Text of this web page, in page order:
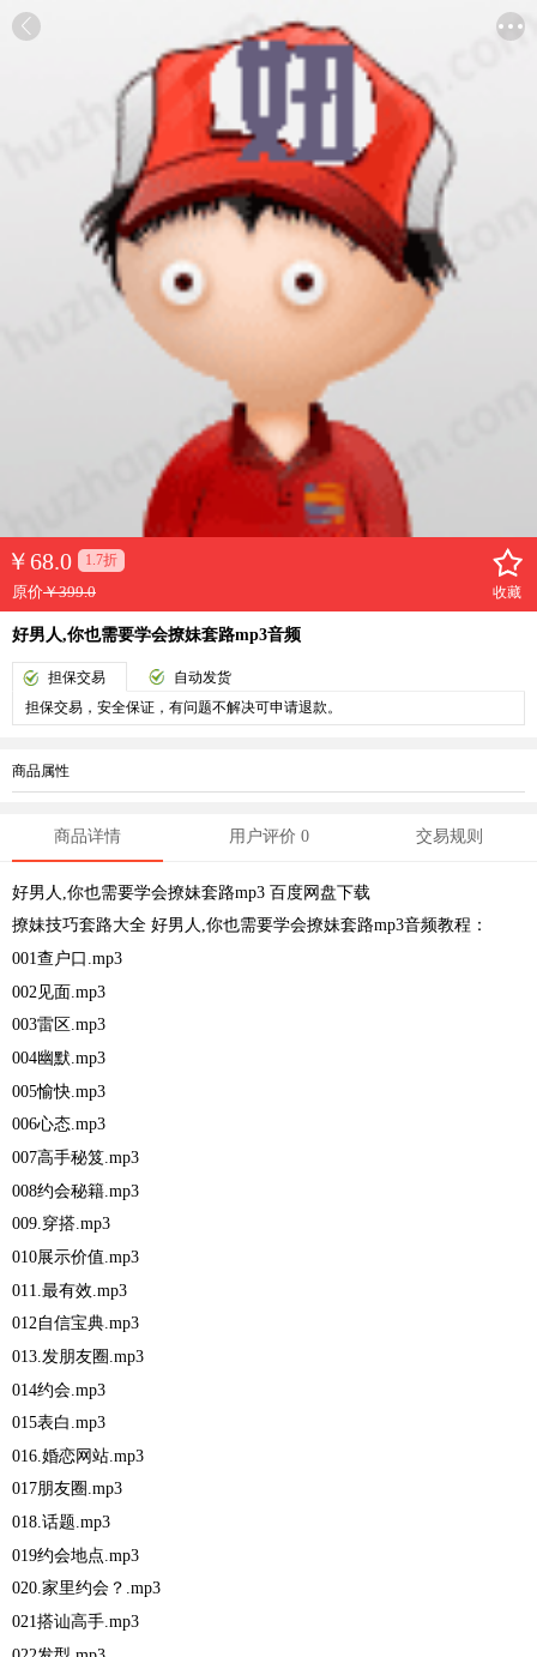
￥ 68.0 1.7折
原价￥399.0 收藏
好男人,你也需要学会撩妹套路mp3音频
担保交易
自动发货
担保交易，安全保证，有问题不解决可申请退款。
商品属性
商品详情 用户评价 0 交易规则
好男人,你也需要学会撩妹套路mp3 百度网盘下载
撩妹技巧套路大全 好男人,你也需要学会撩妹套路mp3音频教程：
001查户口.mp3
002见面.mp3
003雷区.mp3
004幽默.mp3
005愉快.mp3
006心态.mp3
007高手秘笈.mp3
008约会秘籍.mp3
009.穿搭.mp3
010展示价值.mp3
011.最有效.mp3
012自信宝典.mp3
013.发朋友圈.mp3
014约会.mp3
015表白.mp3
016.婚恋网站.mp3
017朋友圈.mp3
018.话题.mp3
019约会地点.mp3
020.家里约会？.mp3
021搭讪高手.mp3